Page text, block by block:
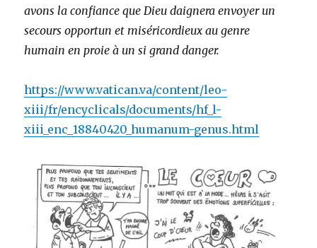
avons la confiance que Dieu daignera envoyer un
secours opportun et miséricordieux au genre
humain en proie à un si grand danger.
https://www.vatican.va/content/leo-
xiii/fr/encyclicals/documents/hf_l-
xiii_enc_18840420_humanum-genus.html